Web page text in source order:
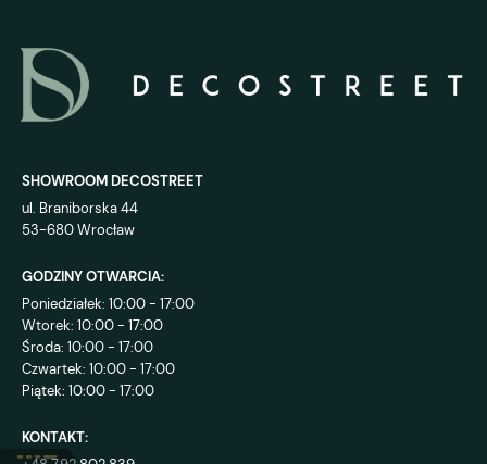
SHOWROOM DECOSTREET
ul. Braniborska 44
53-680 Wrocław
GODZINY OTWARCIA:
Poniedziałek: 10:00 - 17:00
Wtorek: 10:00 - 17:00
Środa: 10:00 - 17:00
Czwartek: 10:00 - 17:00
Piątek: 10:00 - 17:00
KONTAKT: